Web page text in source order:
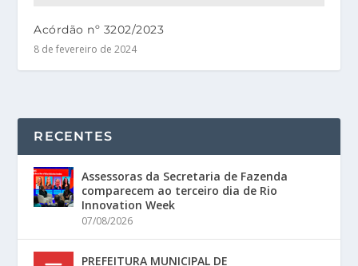
Acórdão nº 3202/2023
8 de fevereiro de 2024
RECENTES
Assessoras da Secretaria de Fazenda
comparecem ao terceiro dia de Rio
Innovation Week
07/08/2026
PREFEITURA MUNICIPAL DE